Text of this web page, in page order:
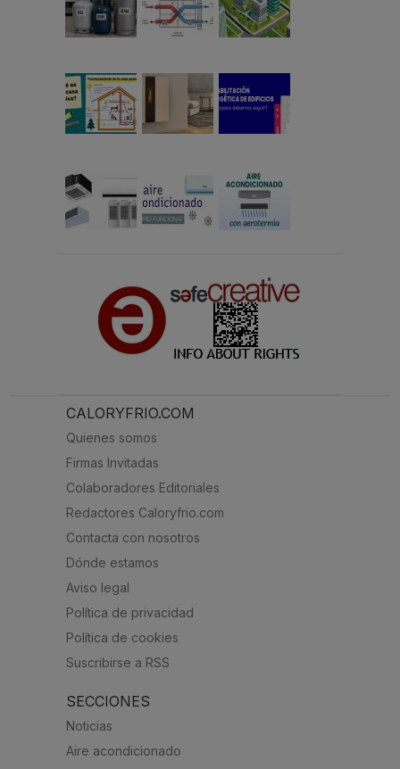
CALORYFRIO.COM
Quienes somos
Firmas Invitadas
Colaboradores Editoriales
Redactores Caloryfrio.com
Contacta con nosotros
Dónde estamos
Aviso legal
Política de privacidad
Política de cookies
Suscribirse a RSS
SECCIONES
Noticias
Aire acondicionado